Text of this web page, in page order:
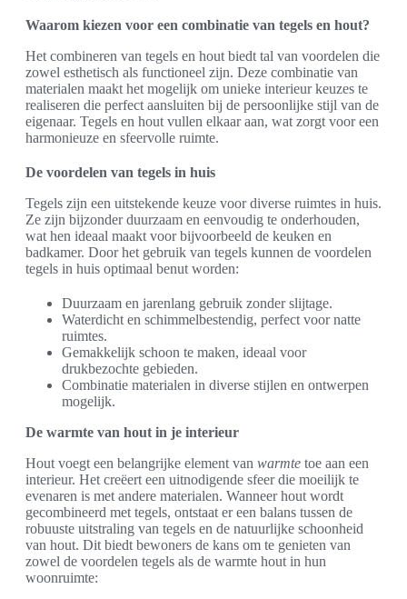
Waarom kiezen voor een combinatie van tegels en hout?
Het combineren van tegels en hout biedt tal van voordelen die
zowel esthetisch als functioneel zijn. Deze combinatie van
materialen maakt het mogelijk om unieke interieur keuzes te
realiseren die perfect aansluiten bij de persoonlijke stijl van de
eigenaar. Tegels en hout vullen elkaar aan, wat zorgt voor een
harmonieuze en sfeervolle ruimte.
De voordelen van tegels in huis
Tegels zijn een uitstekende keuze voor diverse ruimtes in huis.
Ze zijn bijzonder duurzaam en eenvoudig te onderhouden,
wat hen ideaal maakt voor bijvoorbeeld de keuken en
badkamer. Door het gebruik van tegels kunnen de voordelen
tegels in huis optimaal benut worden:
Duurzaam en jarenlang gebruik zonder slijtage.
Waterdicht en schimmelbestendig, perfect voor natte
ruimtes.
Gemakkelijk schoon te maken, ideaal voor
drukbezochte gebieden.
Combinatie materialen in diverse stijlen en ontwerpen
mogelijk.
De warmte van hout in je interieur
Hout voegt een belangrijke element van warmte toe aan een
interieur. Het creëert een uitnodigende sfeer die moeilijk te
evenaren is met andere materialen. Wanneer hout wordt
gecombineerd met tegels, ontstaat er een balans tussen de
robuuste uitstraling van tegels en de natuurlijke schoonheid
van hout. Dit biedt bewoners de kans om te genieten van
zowel de voordelen tegels als de warmte hout in hun
woonruimte: